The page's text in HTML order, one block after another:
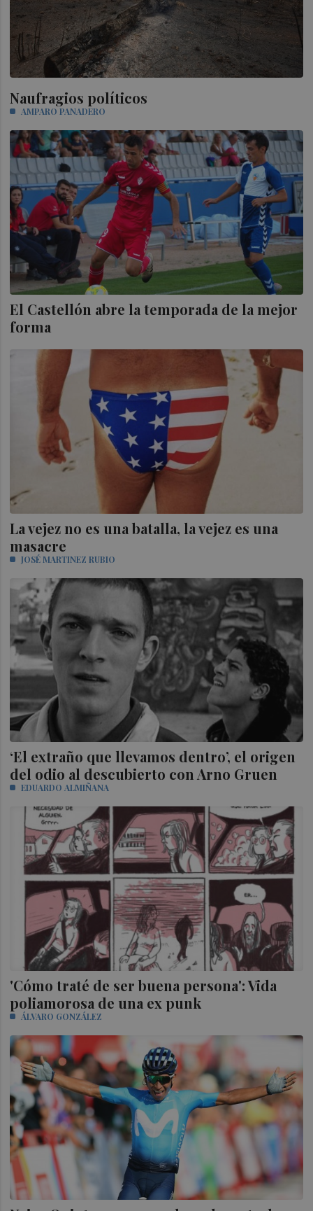
Naufragios políticos
AMPARO PANADERO
El Castellón abre la temporada de la mejor
forma
La vejez no es una batalla, la vejez es una
masacre
JOSÉ MARTINEZ RUBIO
‘El extraño que llevamos dentro’, el origen
del odio al descubierto con Arno Gruen
EDUARDO ALMIÑANA
'Cómo traté de ser buena persona': Vida
poliamorosa de una ex punk
ÁLVARO GONZÁLEZ